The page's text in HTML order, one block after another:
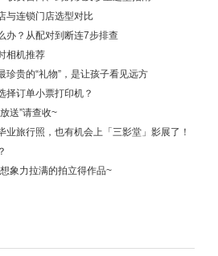
与连锁门店选型对比
办？从配对到断连7步排查
相机推荐
珍贵的“礼物”，是让孩子看见远方
择订单小票打印机？
送”请查收~
业旅行照，也有机会上「三影堂」影展了！
象力拉满的拍立得作品~